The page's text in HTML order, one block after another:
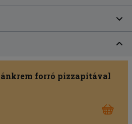
forró pizzapitával